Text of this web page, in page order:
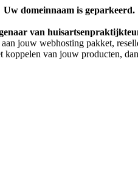
Uw domeinnaam is geparkeerd.
van
jouw webhosting pakket,
van jouw producten,